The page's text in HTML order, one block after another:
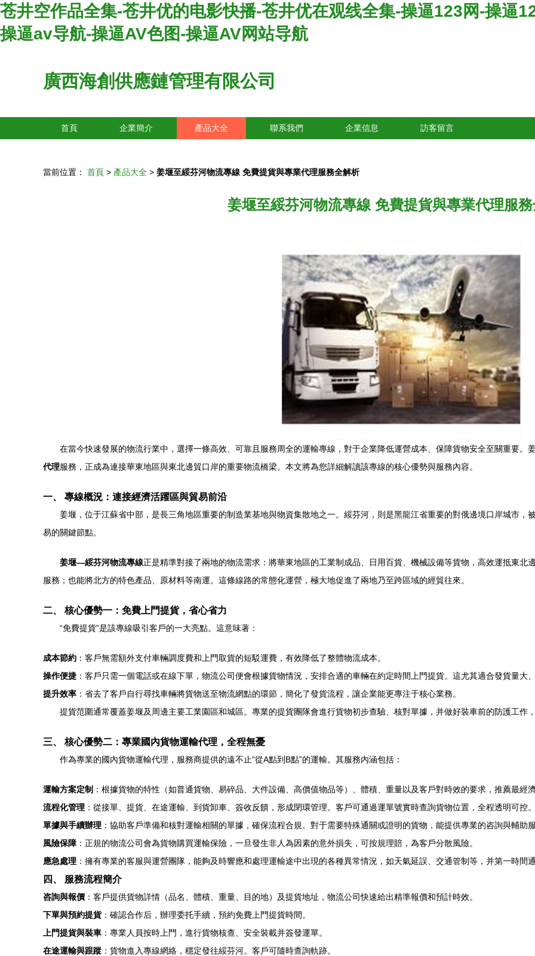
苍井空作品全集-苍井优的电影快播-苍井优在观线全集-操逼123网-操逼
操逼av导航-操逼AV色图-操逼AV网站导航
廣西海創供應鏈管理有限公司
首頁 企業簡介 產品大全 聯系我們 企業信息 訪客留言
當前位置： 首頁 > 產品大全 > 姜堰至綏芬河物流專線 免費提貨與專業代理服務全解析
姜堰至綏芬河物流專線 免費提貨與專業代理服
在當今快速發展的物流行業中，選擇一條高效、可靠且服務周全的運輸專線，對于企業降低運營成本、保障貨物安全至關重要。
代理服務，正成為連接華東地區與東北邊貿口岸的重要物流橋梁。本文將為您詳細解讀該專線的核心優勢與服務內容。
一、 專線概況：連接經濟活躍區與貿易前沿
姜堰，位于江蘇省中部，是長三角地區重要的制造業基地與物資集散地之一。綏芬河，則是黑龍江省重要的對俄邊境口岸城市，
易的關鍵節點。
姜堰—綏芬河物流專線正是精準對接了兩地的物流需求：將華東地區的工業制成品、日用百貨、機械設備等貨物，高效運抵東北
服務；也能將北方的特色產品、原材料等南運。這條線路的常態化運營，極大地促進了兩地乃至跨區域的經貿往來。
二、 核心優勢一：免費上門提貨，省心省力
“免費提貨”是該專線吸引客戶的一大亮點。這意味著：
成本節約 ：客戶無需額外支付車輛調度費和上門取貨的短駁運費，有效降低了整體物流成本。
操作便捷 ：客戶只需一個電話或在線下單，物流公司便會根據貨物情況，安排合適的車輛在約定時間上門提貨。這尤其適合發貨量大
提升效率 ：省去了客戶自行尋找車輛將貨物送至物流網點的環節，簡化了發貨流程，讓企業能更專注于核心業務。
提貨范圍通常覆蓋姜堰及周邊主要工業園區和城區。專業的提貨團隊會進行貨物初步查驗、核對單據，并做好裝車前的防護工作
三、 核心優勢二：專業國內貨物運輸代理，全程無憂
作為專業的國內貨物運輸代理，服務商提供的遠不止“從A點到B點”的運輸。其服務內涵包括：
運輸方案定制 ：根據貨物的特性（如普通貨物、易碎品、大件設備、高價值物品等）、體積、重量以及客戶對時效的要求，推薦最經
流程化管理 ：從接單、提貨、在途運輸、到貨卸車、簽收反饋，形成閉環管理。客戶可通過運單號實時查詢貨物位置，全程透明可控。
單據與手續辦理 ：協助客戶準備和核對運輸相關的單據，確保流程合規。對于需要特殊通關或證明的貨物，能提供專業的咨詢與輔助服
風險保障 ：正規的物流公司會為貨物購買運輸保險，一旦發生非人為因素的意外損失，可按規理賠，為客戶分散風險。
應急處理 ：擁有專業的客服與運營團隊，能夠及時響應和處理運輸途中出現的各種異常情況，如天氣延誤、交通管制等，并第一時間通
四、 服務流程簡介
咨詢與報價 ：客戶提供貨物詳情（品名、體積、重量、目的地）及提貨地址，物流公司快速給出精準報價和預計時效。
下單與預約提貨：確認合作后，辦理委托手續，預約免費上門提貨時間。
上門提貨與裝車 ：專業人員按時上門，進行貨物核查、安全裝載并簽發運單。
在途運輸與跟蹤 ：貨物進入專線網絡，穩定發往綏芬河。客戶可隨時查詢軌跡。